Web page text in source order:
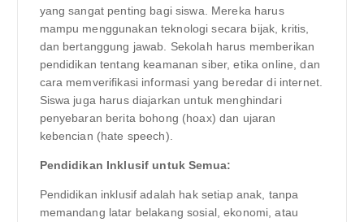
yang sangat penting bagi siswa. Mereka harus
mampu menggunakan teknologi secara bijak, kritis,
dan bertanggung jawab. Sekolah harus memberikan
pendidikan tentang keamanan siber, etika online, dan
cara memverifikasi informasi yang beredar di internet.
Siswa juga harus diajarkan untuk menghindari
penyebaran berita bohong (hoax) dan ujaran
kebencian (hate speech).
Pendidikan Inklusif untuk Semua:
Pendidikan inklusif adalah hak setiap anak, tanpa
memandang latar belakang sosial, ekonomi, atau